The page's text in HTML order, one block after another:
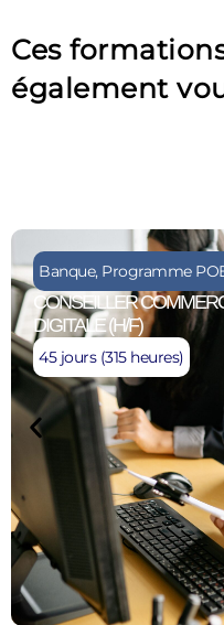
Ces
également
Banque, Programme
CONSEILLER
DIGITALE (H/F)
45 jours (315 heures)